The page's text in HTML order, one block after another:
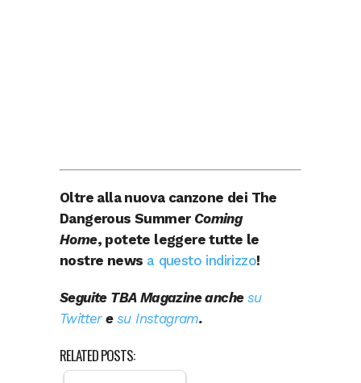
Oltre alla nuova canzone dei The
Dangerous Summer Coming
Home, potete leggere tutte le
nostre news a questo indirizzo!
Seguite TBA Magazine anche su
Twitteresu Instagram.
RELATED POSTS: